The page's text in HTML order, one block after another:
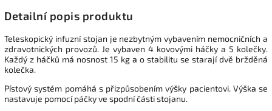
Detailní popis produktu
Teleskopický infuzní stojan je nezbytným vybavením nemocničních a
zdravotnických provozů. Je vybaven 4 kovovými háčky a 5 kolečky.
Každý z háčků má nosnost 15 kg a o stabilitu se starají dvě bržděná
kolečka.
Pístový systém pomáhá s přizpůsobením výšky pacientovi. Výška se
nastavuje pomocí páčky ve spodní části stojanu.